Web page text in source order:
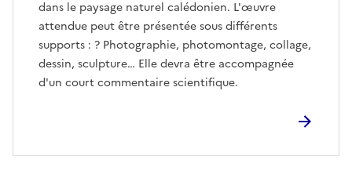
dans le paysage naturel calédonien. L'œuvre
attendue peut être présentée sous différents
supports : ? Photographie, photomontage, collage,
dessin, sculpture… Elle devra être accompagnée
d'un court commentaire scientifique.